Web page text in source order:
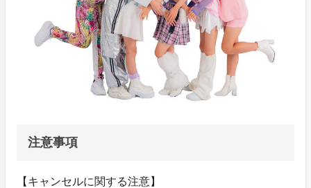
注意事項
【キャンセルに関する注意】